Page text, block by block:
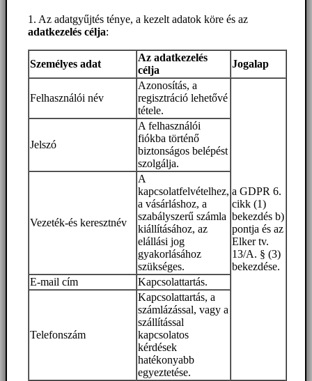
1. Az adatgyűjtés ténye, a kezelt adatok köre és az
adatkezelés célja:
Személyes adat
Az adatkezelés
célja
Jogalap
Felhasználói név
Azonosítás, a
regisztráció lehetővé
tétele.
a GDPR 6.
cikk (1)
bekezdés b)
pontja és az
Elker tv.
13/A. § (3)
bekezdése.
Jelszó
A felhasználói
fiókba történő
biztonságos belépést
szolgálja.
Vezeték-és keresztnév
A
kapcsolatfelvételhez,
a vásárláshoz, a
szabályszerű számla
kiállításához, az
elállási jog
gyakorlásához
szükséges.
E-mail cím
Kapcsolattartás.
Telefonszám
Kapcsolattartás, a
számlázással, vagy a
szállítással
kapcsolatos
kérdések
hatékonyabb
egyeztetése.